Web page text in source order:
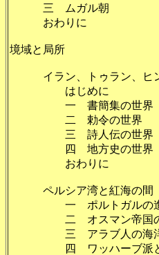
三 ム
おわ
境域と局所
イラン、トゥラン、ヒ
はじ
一 書簡
二 勅令
三 詩人
四 地方
おわ
ペルシア湾と紅
一 ポルト
二 オスマン帝国の進
三 アラブ人の海洋
四 ワッハーブ派と